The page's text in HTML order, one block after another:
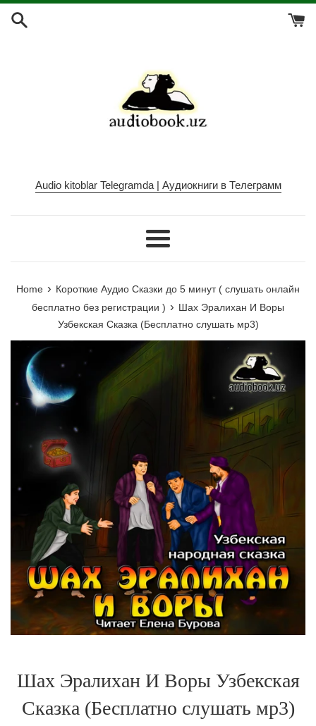
Skip
Audio kitoblar Telegramda | Аудиокниги в Телеграмм
Menu
Home › Короткие Аудио Сказки до 5 минут ( слушать онлайн
бесплатно без регистрации ) › Шах Эралихан И Воры
Узбекская Сказка (Бесплатно слушать мр3)
Шах Эралихан И Воры Узбекская
Сказка (Бесплатно слушать мр3)